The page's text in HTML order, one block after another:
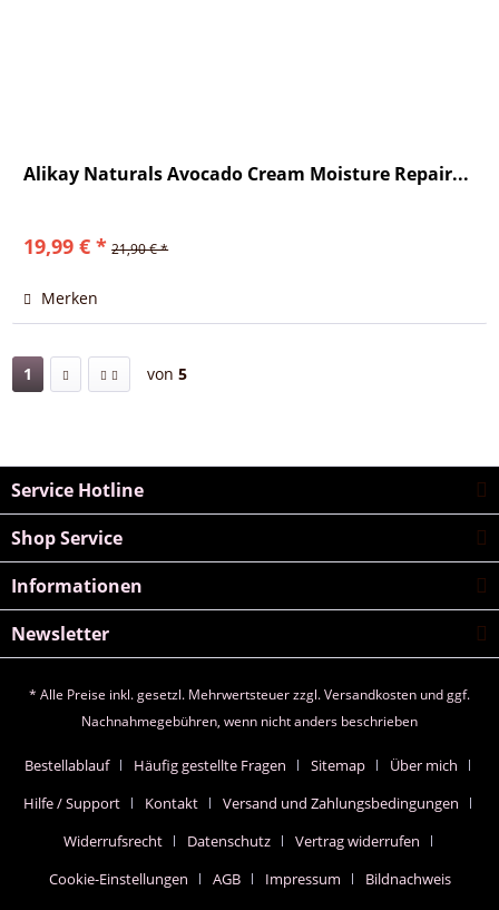
Alikay Naturals Avocado Cream Moisture Repair...
19,99 € * 21,90 € *
Merken
1 von 5
Service Hotline
Shop Service
Informationen
Newsletter
* Alle Preise inkl. gesetzl. Mehrwertsteuer zzgl.Versandkosten und ggf.
Nachnahmegebühren, wenn nicht anders beschrieben
Bestellablauf Häufig gestellte Fragen Sitemap
Über mich
Hilfe / Support
Kontakt
Versand und Zahlungsbedingungen
Widerrufsrecht
Datenschutz
Vertrag widerrufen
Cookie-Einstellungen
AGB Impressum Bildnachweis